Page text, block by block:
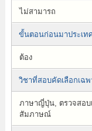
ไม่สามารถ
ขั้นตอนก่อนมาประเท
ต้อง
วิชาที่สอบคัดเลือกเฉ
ภาษาญี่ปุ่น, ตรวจสอบ
สัมภาษณ์